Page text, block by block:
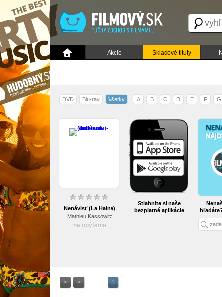
Akcie Skladové tituly
DVD Blu-ray Všetky A B C D E F G
Nenávisť (La Haine)
Mathieu Kassowitz
na opýtanie
Stiahnite si naše
bezplatné aplikácie
< > 1